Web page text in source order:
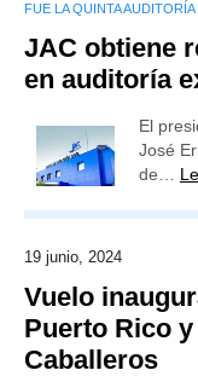
FUE LA QUINTA
JAC obtiene
en auditoría
El
José
de…
19 junio, 2024
Vuelo
Puerto Rico
Caballeros